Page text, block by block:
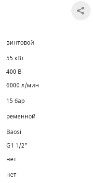
винтовой
55 кВт
400 В
6000 л/мин
15 бар
ременной
Baosi
G1 1/2"
нет
нет